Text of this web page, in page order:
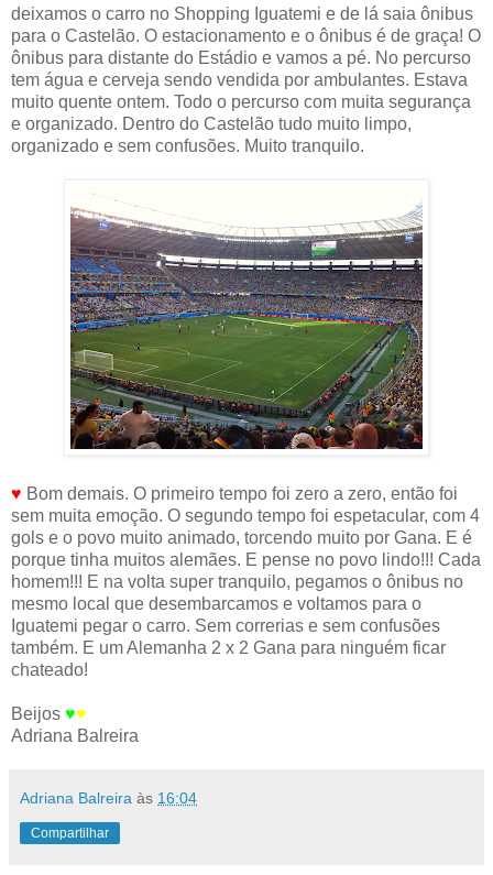
deixamos o carro no Shopping Iguatemi e de lá saia ônibus
para o Castelão. O estacionamento e o ônibus é de graça! O
ônibus para distante do Estádio e vamos a pé. No percurso
tem água e cerveja sendo vendida por ambulantes. Estava
muito quente ontem. Todo o percurso com muita segurança
e organizado. Dentro do Castelão tudo muito limpo,
organizado e sem confusões. Muito tranquilo.
♥ Bom demais. O primeiro tempo foi zero a zero, então foi
sem muita emoção. O segundo tempo foi espetacular, com 4
gols e o povo muito animado, torcendo muito por Gana. E é
porque tinha muitos alemães. E pense no povo lindo!!! Cada
homem!!! E na volta super tranquilo, pegamos o ônibus no
mesmo local que desembarcamos e voltamos para o
Iguatemi pegar o carro. Sem correrias e sem confusões
também. E um Alemanha 2 x 2 Gana para ninguém ficar
chateado!
Beijos ♥♥
Adriana Balreira
Adriana Balreira às 16:04
Compartilhar